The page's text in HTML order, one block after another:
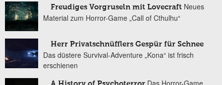
Freudiges Vorgruseln mit Lovecraft Neues
Material zum Horror-Game „Call of Cthulhu“
Herr Privatschnüfflers Gespür für Schnee
Das düstere Survival-Adventure „Kona“ ist frisch
erschienen
Das Horror-Game